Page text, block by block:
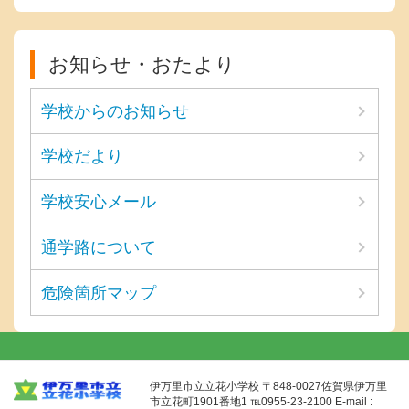
お知らせ・おたより
学校からのお知らせ
学校だより
学校安心メール
通学路について
危険箇所マップ
伊万里市立立花小学校 〒848-0027佐賀県伊万里
市立花町1901番地1 ℡0955-23-2100 E-mail :